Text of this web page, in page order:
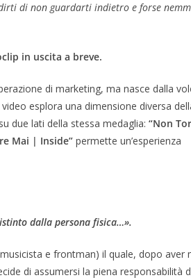
di non guardarti indietro e forse
in uscita a breve.
di marketing, ma nasce dalla
esplora una dimensione diversa
due lati della stessa medaglia: “Non
Mai | Inside” permette un’esperienza
dalla persona fisica…».
e frontman) il quale, dopo aver
di assumersi la piena responsabilità